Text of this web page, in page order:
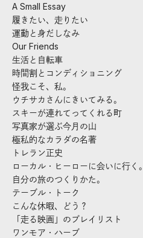
A Small Essay
履きたい、走りたい
運動と身だしなみ
Our Friends
生活と自転車
時間割とコンディショニング
怪我こそ、私。
ウチサカさんにきいてみる。
スキーが連れてってくれる町
写真家が選ぶ今月の山
極私的なカラダの名著
トレラン正史
ローカル・ヒーローに会いに行く。
自分の旅のつくりかた。
テーブル・トーク
こんな休暇、どう？
「走る映画」のプレイリスト
ワンモア・ハーブ